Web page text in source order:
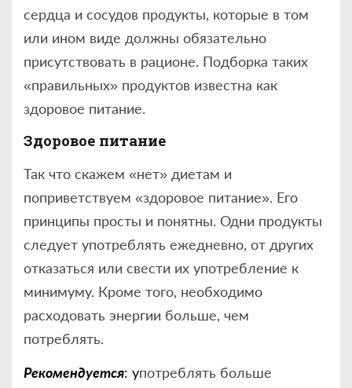
сердца и сосудов продукты, которые в том
или ином виде должны обязательно
присутствовать в рационе. Подборка таких
«правильных» продуктов известна как
здоровое питание.
Здоровое питание
Так что скажем «нет» диетам и
поприветствуем «здоровое питание». Его
принципы просты и понятны. Одни продукты
следует употреблять ежедневно, от других
отказаться или свести их употребление к
минимуму. Кроме того, необходимо
расходовать энергии больше, чем
потреблять.
Рекомендуется: употреблять больше